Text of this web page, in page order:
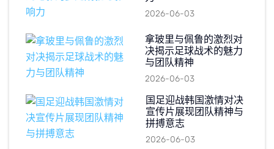
2026-06-03
拿玻里与佩鲁的激烈对
决揭示足球战术的魅力
与团队精神
2026-06-03
国足迎战韩国激情对决
宣传片展现团队精神与
拼搏意志
2026-06-03